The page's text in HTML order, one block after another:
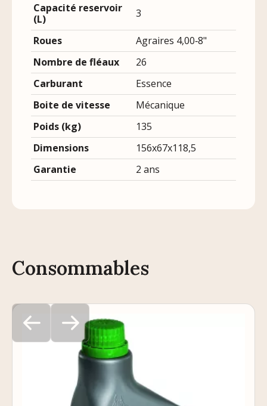
Capacité reservoir
(L)
3
Roues
Agraires 4,00‐8"
Nombre de fléaux
26
Carburant
Essence
Boite de vitesse
Mécanique
Poids (kg)
135
Dimensions
156x67x118,5
Garantie
2 ans
Consommables